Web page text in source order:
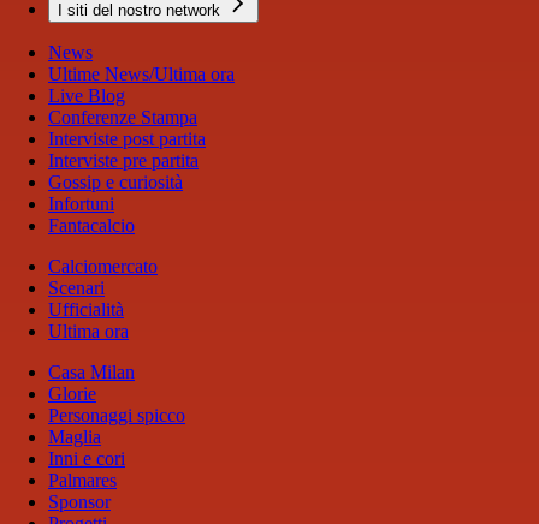
I siti del nostro network
News
Ultime News/Ultima ora
Live Blog
Conferenze Stampa
Interviste post partita
Interviste pre partita
Gossip e curiosità
Infortuni
Fantacalcio
Calciomercato
Scenari
Ufficialità
Ultima ora
Casa Milan
Glorie
Personaggi spicco
Maglia
Inni e cori
Palmares
Sponsor